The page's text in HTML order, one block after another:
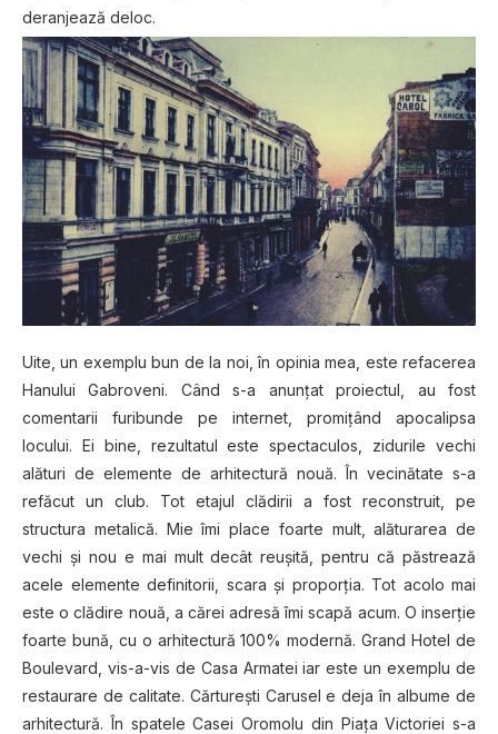
deranjează deloc.
Uite, un exemplu bun de la noi, în opinia mea, este refacerea
Hanului Gabroveni. Când s-a anunțat proiectul, au fost
comentarii furibunde pe internet, promițând apocalipsa
locului. Ei bine, rezultatul este spectaculos, zidurile vechi
alături de elemente de arhitectură nouă. În vecinătate s-a
refăcut un club. Tot etajul clădirii a fost reconstruit, pe
structura metalică. Mie îmi place foarte mult, alăturarea de
vechi și nou e mai mult decât reușită, pentru că păstrează
acele elemente definitorii, scara și proporția. Tot acolo mai
este o clădire nouă, a cărei adresă îmi scapă acum. O inserție
foarte bună, cu o arhitectură 100% modernă. Grand Hotel de
Boulevard, vis-a-vis de Casa Armatei iar este un exemplu de
restaurare de calitate. Cărturești Carusel e deja în albume de
arhitectură. În spatele Casei Oromolu din Piața Victoriei s-a